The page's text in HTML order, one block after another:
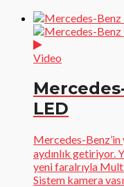
Video
LED
Mercedes-
aydınlık getiriyor.
yeni faralrıyla
Sistem kamera